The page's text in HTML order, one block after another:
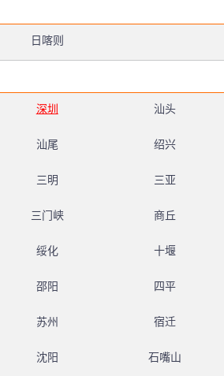
日喀则
深圳 汕头
汕尾 绍兴
三明 三亚
三门峡 商丘
绥化 十堰
邵阳 四平
苏州 宿迁
沈阳 石嘴山